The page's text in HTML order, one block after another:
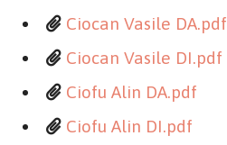
Ciocan Vasile DA.pdf
Ciocan Vasile DI.pdf
Ciofu Alin DA.pdf
Ciofu Alin DI.pdf